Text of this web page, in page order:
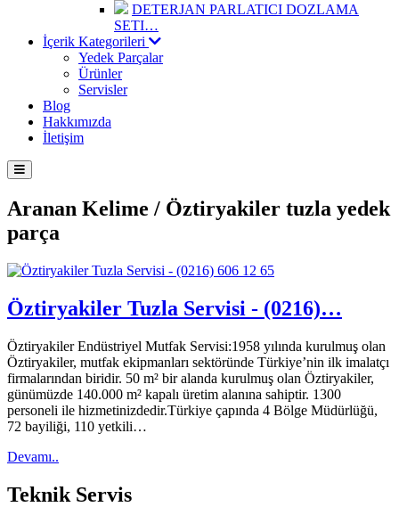
DETERJAN PARLATICI DOZLAMA
SETI…
İçerik Kategorileri
Yedek Parçalar
Ürünler
Servisler
Blog
Hakkımızda
İletişim
Aranan Kelime / Öztiryakiler tuzla yedek
parça
Öztiryakiler Tuzla Servisi - (0216)…
Öztiryakiler Endüstriyel Mutfak Servisi:1958 yılında kurulmuş olan
Öztiryakiler, mutfak ekipmanları sektöründe Türkiye’nin ilk imalatçı
firmalarından biridir. 50 m² bir alanda kurulmuş olan Öztiryakiler,
günümüzde 140.000 m² kapalı üretim alanına sahiptir. 1300
personeli ile hizmetinizdedir.Türkiye çapında 4 Bölge Müdürlüğü,
72 bayiliği, 110 yetkili…
Devamı..
Teknik Servis